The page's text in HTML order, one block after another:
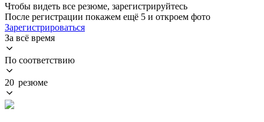
Чтобы видеть все резюме, зарегистрируйтесь
После регистрации покажем ещё 5 и откроем фото
Зарегистрироваться
За всё время
По соответствию
20 резюме